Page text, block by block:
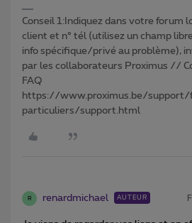
Conseil 1:Indiquez dans votre forum
client et n° tél (utilisez un champ
info spécifique/privé au problème),
par les collaborateurs Proximus //
FAQ
https://www.proximus.be/
particuliers/support.html
R renardmichael AUTEUR